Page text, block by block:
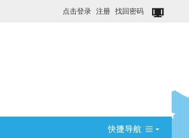
点击登录 注册 找回密码